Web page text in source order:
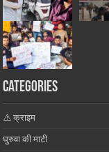
Categories
⚠️ क्राइम
घुरुवा की माटी